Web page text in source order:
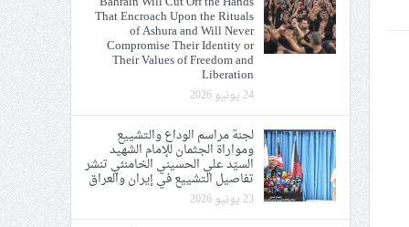
الحريّة والتحرير
الإمام الحسين «ع»
في إيران والعراق
That Encroach Upon the Rituals
of Ashura and Will Never
Compromise Their Identity or
Their Values of Freedom and
Liberation
24 يونيو 2026
لجنة مراسم الوداع والتشييع
ومواراة الجثمان للإمام الشهيد
السيّد علي الحسيني الخامنئي تنشر
تفاصيل التشييع في إيران والعراق
23 يونيو 2026